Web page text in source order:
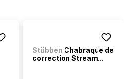
Stübben Chabraque de
correction Stream...